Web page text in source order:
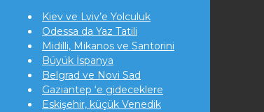
Kiev ve Lviv’e Yolculuk
Odessa da Yaz Tatili
Midilli, Mikanos ve Santorini
Büyük İspanya
Belgrad ve Novi Sad
Gaziantep ‘e gideceklere
Eskişehir, küçük Venedik